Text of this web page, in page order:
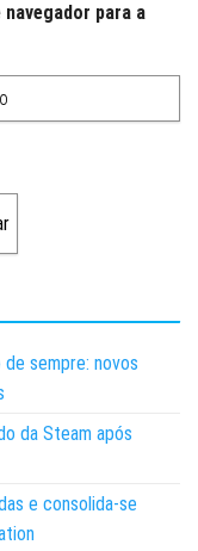
para a
sempre: novos
da Steam após
e consolida-se